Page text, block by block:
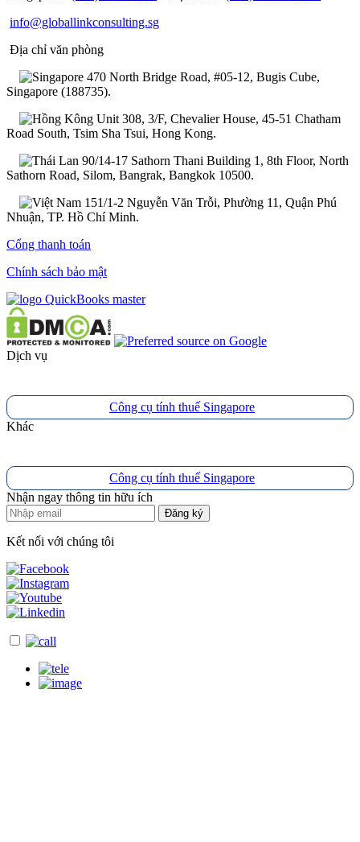
info@globallinkconsulting.sg
Địa chỉ văn phòng
470 North Bridge Road, #05-12, Bugis Cube,
Singapore (188735).
Unit 308, 3/F, Chevalier House, 45-51 Chatham
Road South, Tsim Sha Tsui, Hong Kong.
90/14-17 Sathorn Thani Building 1, 8th Floor, North
Sathorn Road, Silom, Bangrak, Bangkok 10500.
151/1-2 Nguyễn Văn Trỗi, Phường 11, Quận Phú
Nhuận, TP. Hồ Chí Minh.
Cổng thanh toán
Chính sách bảo mật
Dịch vụ
Công cụ tính thuế Singapore
Khác
Công cụ tính thuế Singapore
Nhận ngay thông tin hữu ích
Đăng ký
Kết nối với chúng tôi